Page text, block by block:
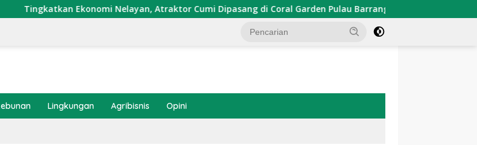
Ekonomi Nelayan, Atraktor Cumi Dipasang di Coral Garden Pulau Barrang Caddi
Lingkungan Agribisnis Opini